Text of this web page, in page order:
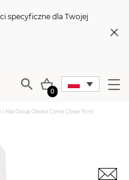
specyficzne dla Twojej
0
/ Aba Group Oliwka Come Closer 15 ml